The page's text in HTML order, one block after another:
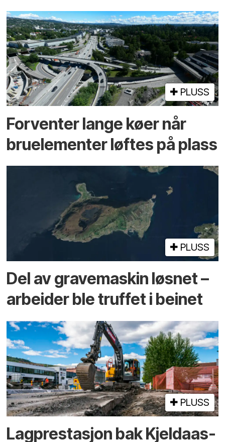
PLUSS
Forventer lange køer når
bru­elementer løftes på plass
PLUSS
Del av grave­maskin løsnet –
arbeider ble truffet i beinet
PLUSS
Lagprestasjon bak Kjeldaas-